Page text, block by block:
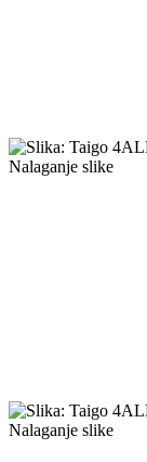
Nalaganje slike
Nalaganje slike